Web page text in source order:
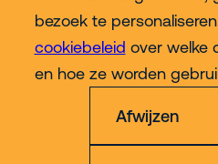
bezoek te
cookiebeleid over welke
en hoe ze worden
Afwijzen
Meer